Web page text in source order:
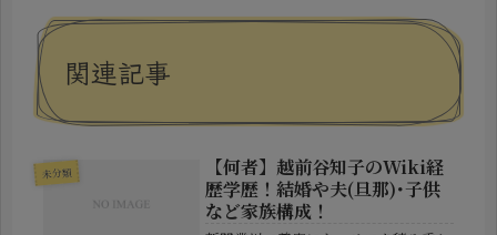
関連記事
未分類
【何者】越前谷知子のWiki経
歴学歴！結婚や夫(旦那)･子供
など家族構成！